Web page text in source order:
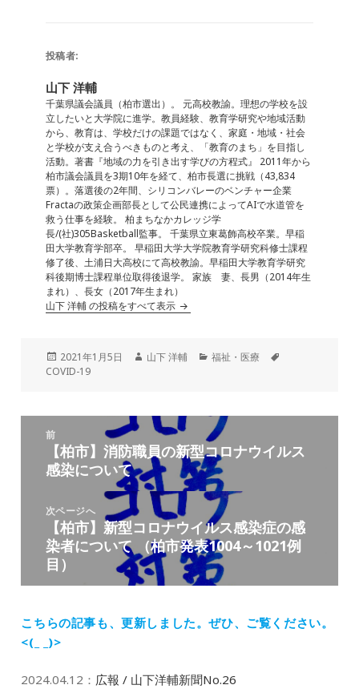
e
b
o
o
k
n
投稿者:
山下 洋輔
千葉県議会議員（柏市選出）。 元高校教諭。理想の学校を設
立したいと大学院に進学。教員経験、教育学研究や地域活動
から、教育は、学校だけの課題ではなく、家庭・地域・社会
と学校が支え合うべきものと考え、「教育のまち」を目指し
活動。著書『地域の力を引き出す学びの方程式』 2011年から
柏市議会議員を3期10年を経て、柏市長選に挑戦（43,834
票）。落選後の2年間、シリコンバレーのベンチャー企業
Fractaの政策企画部長として公民連携によってAIで水道管を
救う仕事を経験。 柏まちなかカレッジ学
長/(社)305Basketball監事。 千葉県立東葛飾高校卒業。早稲
田大学教育学部卒。 早稲田大学大学院教育学研究科修士課程
修了後、土浦日大高校にて高校教諭。早稲田大学教育学研究
科後期博士課程単位取得後退学。 家族 妻、長男（2014年生
まれ）、長女（2017年生まれ）
山下 洋輔 の投稿をすべて表示
投
稿
2021年1月5日
作
山下 洋輔
カ
ー
福祉・医療
COVID-19
前
の
稿:
【柏市】消防職員の新型コロナウイルス
感染について
次ページへ
の
投
稿:
【柏市】新型コロナウイルス感染症の感
染者について （柏市発表1004～1021例
目）
こちらの記事も、更新しました。ぜひ、ご覧ください。
<(_ _)>
2024.04.12 ： 広報 / 山下洋輔新聞No.26